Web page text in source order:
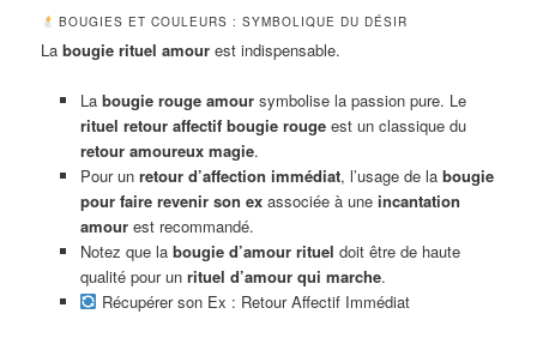
BOUGIES ET COULEURS : SYMBOLIQUE DU DÉSIR
Labougie rituel amour est indispensable.
La bougie rouge amoursymbolise la passion pure. Le
rituel retour affectif bougie rougeest un classique du
retour amoureux magie.
Pour un retour d’affection immédiat, l’usage de la bougie
pour faire revenir son exassociée à une incantation
amourest recommandé.
Notez que la bougie d’amour rituel doit être de haute
qualité pour un rituel d’amour qui marche.
Récupérer son Ex : Retour Affectif Immédiat